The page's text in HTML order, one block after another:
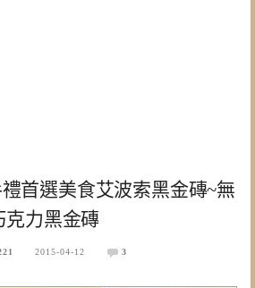
首選美食艾波索黑金磚~無
克力黑金磚
2015-04-12 3